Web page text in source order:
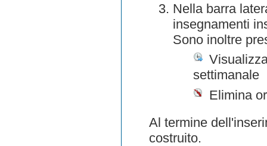
Nella barra
insegnamenti
Sono inoltre
settimanale
Elimina
Al termine
costruito.